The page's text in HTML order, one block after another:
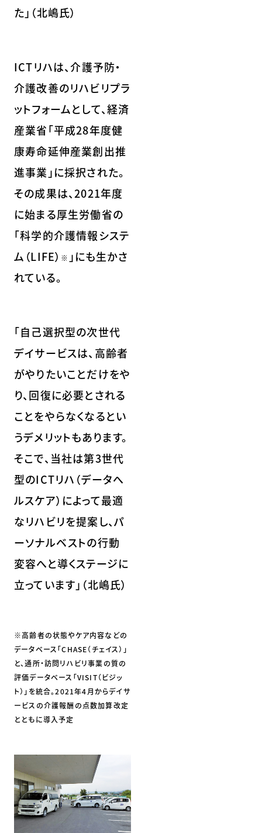
た」（北嶋氏）
ICTリハは、介護予防・
介護改善のリハビリプラ
ットフォームとして、経済
産業省「平成28年度健
康寿命延伸産業創出推
進事業」に採択された。
その成果は、2021年度
に始まる厚生労働省の
「科学的介護情報システ
ム（LIFE） ※ 」にも生かさ
れている。
「自己選択型の次世代
デイサービスは、高齢者
がやりたいことだけをや
り、回復に必要とされる
ことをやらなくなるとい
うデメリットもあります。
そこで、当社は第3世代
型のICTリハ（データへ
ルスケア）によって最適
なリハビリを提案し、パ
ーソナルベストの行動
変容へと導くステージに
立っています」（北嶋氏）
※高齢者の状態やケア内容などの
データベース「CHASE（チェイス）」
と、通所・訪問リハビリ事業の質の
評価データベース「VISIT（ビジッ
ト）」を統合。2021年4月からデイサ
ービスの介護報酬の点数加算改定
とともに導入予定